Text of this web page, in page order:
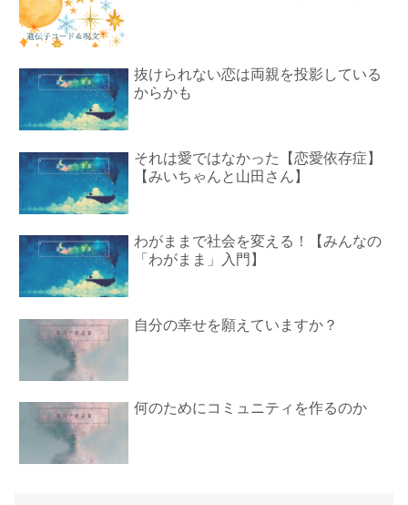
抜けられない恋は両親を投影している
からかも
それは愛ではなかった【恋愛依存症】
【みいちゃんと山田さん】
わがままで社会を変える！【みんなの
「わがまま」入門】
自分の幸せを願えていますか？
何のためにコミュニティを作るのか